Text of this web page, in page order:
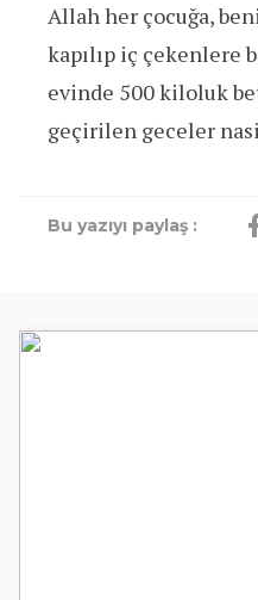
Bu yazıyı paylaş :
Allah her çocuğa,
kapılıp iç çekenlere
evinde 500 kiloluk
geçirilen geceler